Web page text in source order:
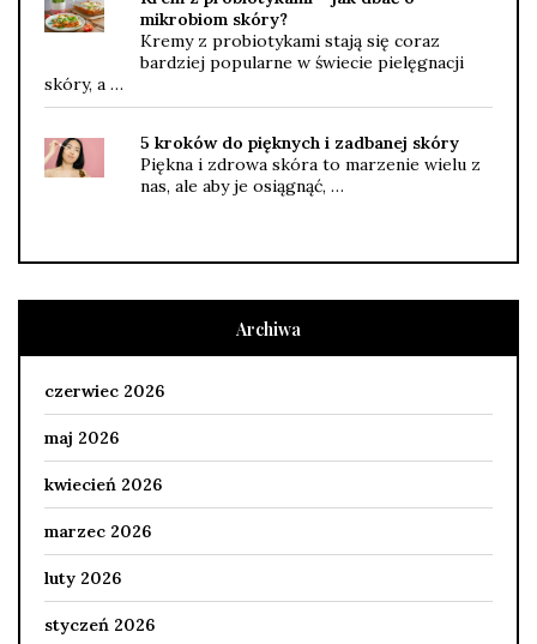
mikrobiom skóry?
Kremy z probiotykami stają się coraz
bardziej popularne w świecie pielęgnacji
skóry, a …
5 kroków do pięknych i zadbanej skóry
Piękna i zdrowa skóra to marzenie wielu z
nas, ale aby je osiągnąć, …
Archiwa
czerwiec 2026
maj 2026
kwiecień 2026
marzec 2026
luty 2026
styczeń 2026